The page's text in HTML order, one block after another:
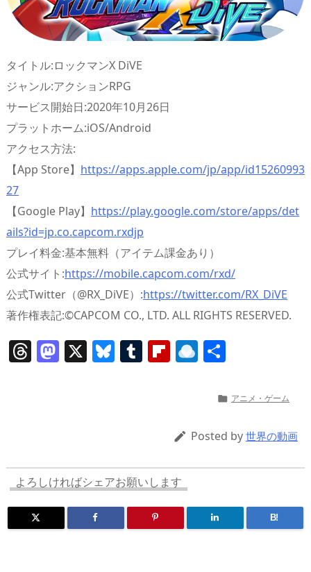
タイトル:ロックマンX DiVE
ジャンル:アクションRPG
サービス開始日:2020年10月26日
プラットホーム:iOS/Android
アクセス方法:
【App Store】 https://apps.apple.com/jp/app/id15260993
27
【Google Play】 https://play.google.com/store/apps/det
ails?id=jp.co.capcom.rxdjp
プレイ料金:基本無料（アイテム課金あり）
公式サイト:https://mobile.capcom.com/rxd/
公式Twitter（@RX_DiVE）:https://twitter.com/RX_DiVE
著作権表記:©CAPCOM CO., LTD. ALL RIGHTS RESERVED.
T
s
M
o
n
X Bl T Fl
ar
d
R
ro
p.
 アニメ・ゲーム
 Posted by 世界の動画
よろしければシェアお願いします
B!